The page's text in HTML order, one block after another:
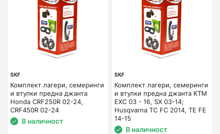
SKF
Комплект лагери, семеринги
и втулки предна джанта
Honda CRF250R 02-24,
CRF450R 02-24
В наличност
SKF
Комплект лагери, семеринги
и втулки предна джанта KTM
EXC 03 - 16, SX 03-14;
Husqvarna TC FC 2014, TE FE
14-15
В наличност